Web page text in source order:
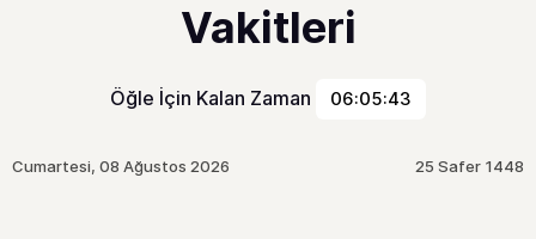
Vakitleri
Öğle İçin Kalan Zaman 06:05:43
Cumartesi, 08 Ağustos 2026 25 Safer 1448